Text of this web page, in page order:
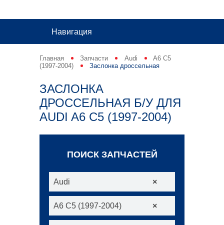
Навигация
Главная Запчасти Audi
A6 C5
(1997-2004)
Заслонка дроссельная
ЗАСЛОНКА
ДРОССЕЛЬНАЯ Б/У ДЛЯ
AUDI A6 C5 (1997-2004)
ПОИСК ЗАПЧАСТЕЙ
×
Audi
×
A6 C5 (1997-2004)